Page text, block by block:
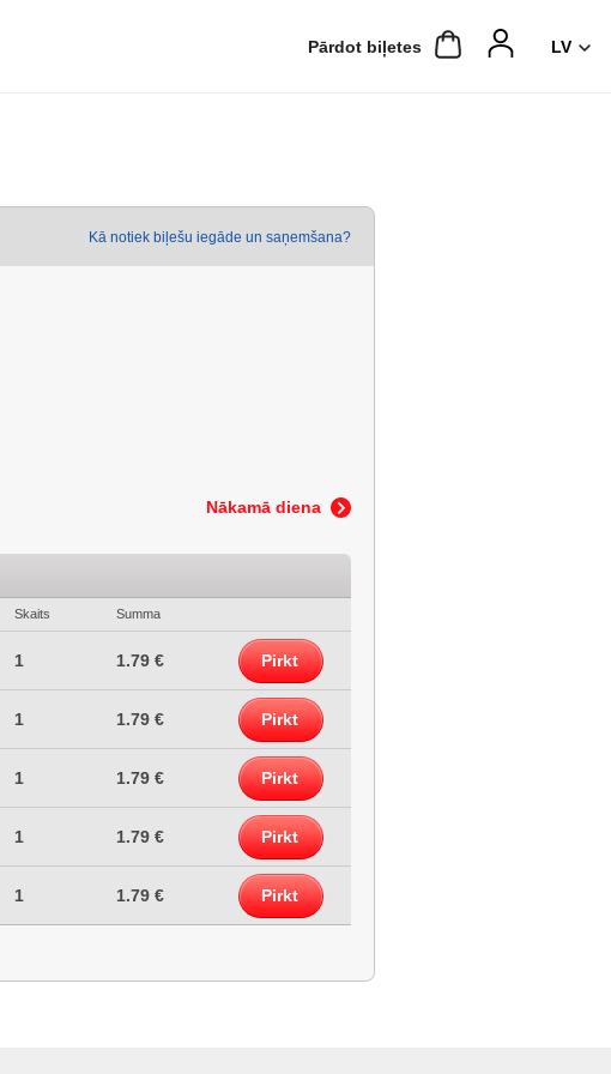
Pārdot biļetes
Kā notiek biļešu iegāde un saņemšana?
Nākamā diena
Skaits Summa
1 1.79 € Pirkt
1 1.79 € Pirkt
1 1.79 € Pirkt
1 1.79 € Pirkt
1 1.79 € Pirkt